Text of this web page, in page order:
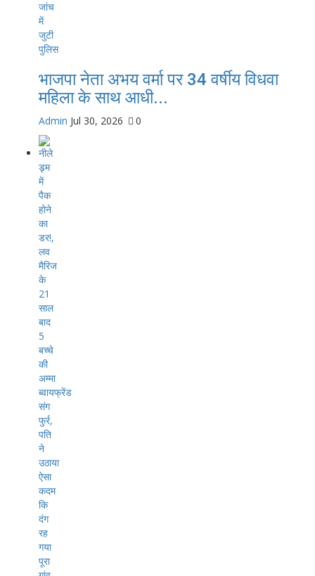
भाजपा नेता अभय वर्मा पर 34 वर्षीय विधवा
महिला के साथ आधी...
Admin Jul 30, 2026 0